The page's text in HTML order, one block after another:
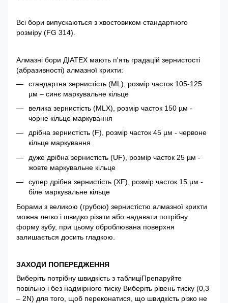
Всі бори випускаються з хвостовиком стандартного
розміру (FG 314).
Алмазні бори ДІАТЕХ мають п'ять градацій зернистості
(абразивності) алмазної крихти:
стандартна зернистість (ML), розмір часток 105-125
µм – синє маркувальне кільце
велика зернистість (MLX), розмір часток 150 µм -
чорне кільце маркування
дрібна зернистість (F), розмір часток 45 µм - червоне
кільце маркування
дуже дрібна зернистість (UF), розмір часток 25 µм -
жовте маркувальне кільце
супер дрібна зернистість (XF), розмір часток 15 µм -
біле маркувальне кільце
Борами з великою (грубою) зернистістю алмазної крихти
можна легко і швидко різати або надавати потрібну
форму зубу, при цьому оброблювана поверхня
залишається досить гладкою.
ЗАХОДИ ПОПЕРЕДЖЕННЯ
Виберіть потрібну швидкість з таблиціПрепаруйте
повільно і без надмірного тиску Виберіть рівень тиску (0,3
– 2N) для того, щоб переконатися, що швидкість різко не